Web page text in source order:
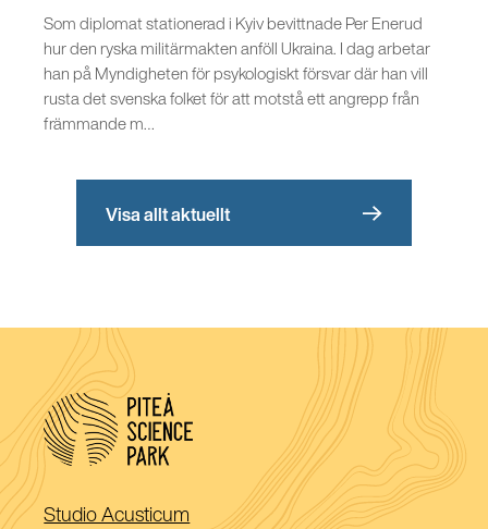
Som diplomat stationerad i Kyiv bevittnade Per Enerud
hur den ryska militärmakten anföll Ukraina. I dag arbetar
han på Myndigheten för psykologiskt försvar där han vill
rusta det svenska folket för att motstå ett angrepp från
främmande m…
Visa allt aktuellt
Studio Acusticum (Öppnas